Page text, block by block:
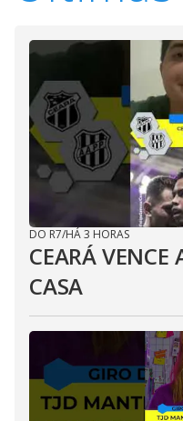
DO R7/HÁ 3 HORAS
CEARÁ VENCE
CASA